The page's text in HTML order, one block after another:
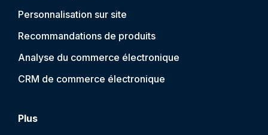
Personnalisation sur site
Recommandations de produits
Analyse du commerce électronique
CRM de commerce électronique
Plus